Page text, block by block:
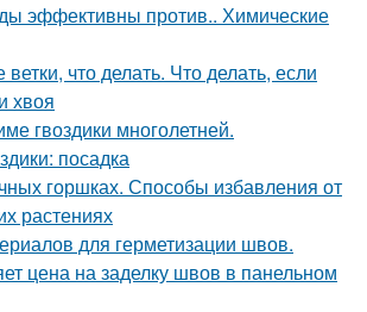
эффективны против.. Химические
что делать. Что делать, если
хвоя
гвоздики многолетней.
посадка
горшках. Способы избавления от
растениях
для герметизации швов.
цена на заделку швов в панельном